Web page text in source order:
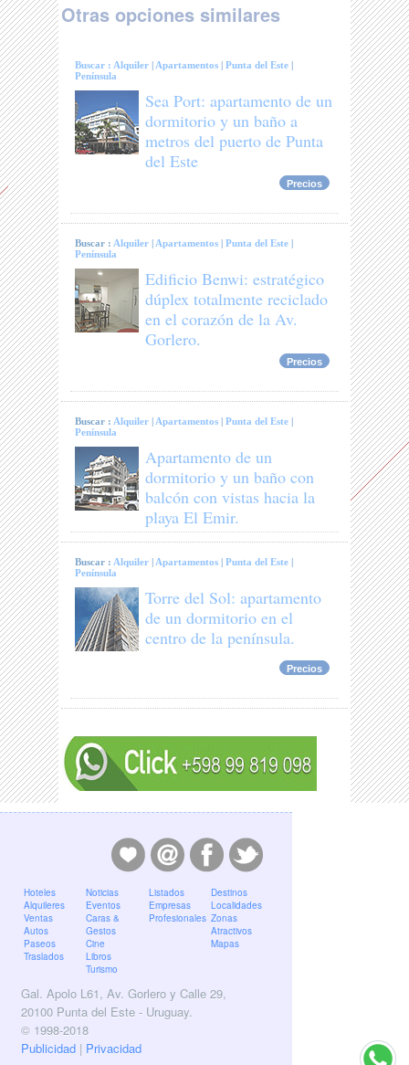
Otras opciones similares
Buscar : Alquiler | Apartamentos |Punta del Este |
Península
Sea Port: apartamento de un
dormitorio y un baño a
metros del puerto de Punta
del Este
Precios
Buscar : Alquiler | Apartamentos |Punta del Este |
Península
Edificio Benwi: estratégico
dúplex totalmente reciclado
en el corazón de la Av.
Gorlero.
Precios
Buscar : Alquiler | Apartamentos |Punta del Este |
Península
Apartamento de un
dormitorio y un baño con
balcón con vistas hacia la
playa El Emir.
Buscar : Alquiler | Apartamentos |Punta del Este |
Península
Torre del Sol: apartamento
de un dormitorio en el
centro de la península.
Precios
Hoteles
Alquileres
Ventas
Autos
Paseos
Traslados
Noticias
Eventos
Caras &
Gestos
Cine
Libros
Turismo
Listados
Empresas
Profesionales
Destinos
Localidades
Zonas
Atractivos
Mapas
Gal. Apolo L61, Av. Gorlero y Calle 29,
20100 Punta del Este - Uruguay.
© 1998-2018
Publicidad| Privacidad